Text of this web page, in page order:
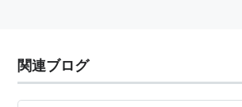
関連ブログ